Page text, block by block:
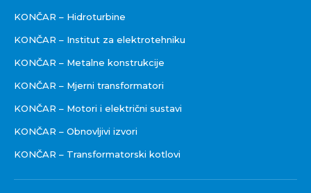
KONČAR – Hidroturbine
KONČAR – Institut za elektrotehniku
KONČAR – Metalne konstrukcije
KONČAR – Mjerni transformatori
KONČAR – Motori i električni sustavi
KONČAR – Obnovljivi izvori
KONČAR – Transformatorski kotlovi